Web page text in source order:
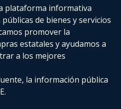
plataforma informativa
de bienes y servicios
promover la
estatalesy ayudamos a
a los mejores
la información pública